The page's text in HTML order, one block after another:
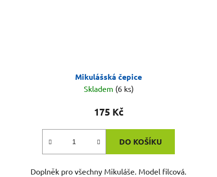
Mikulášská čepice
Skladem (6 ks)
175 Kč
DO KOŠÍKU
Doplněk pro všechny Mikuláše. Model filcová.